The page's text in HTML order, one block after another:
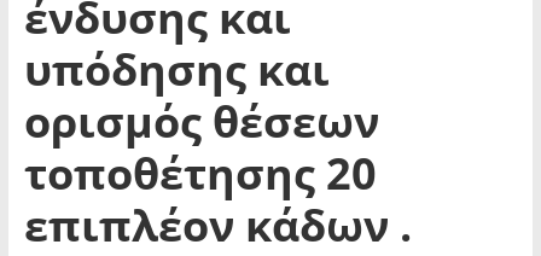
ένδυσης και
υπόδησης και
ορισμός θέσεων
τοποθέτησης 20
επιπλέον κάδων .